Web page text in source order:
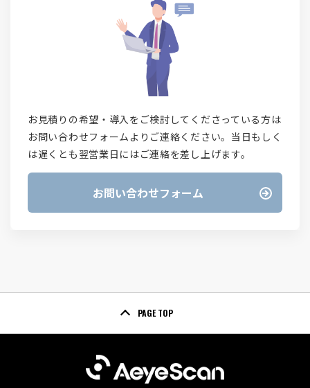
お見積りの希望・導入をご検討してくださっている方は
お問い合わせフォームよりご連絡ください。当日もしく
は遅くとも翌営業日にはご連絡を差し上げます。
お問い合わせフォーム
PAGE TOP